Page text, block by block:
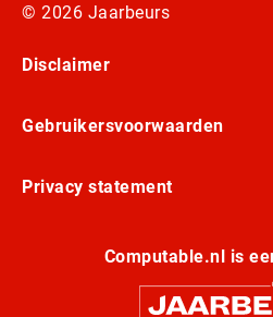
© 2026 Jaarbeurs
Disclaimer
Gebruikersvoorwaarden
Privacy statement
Computable.nl is